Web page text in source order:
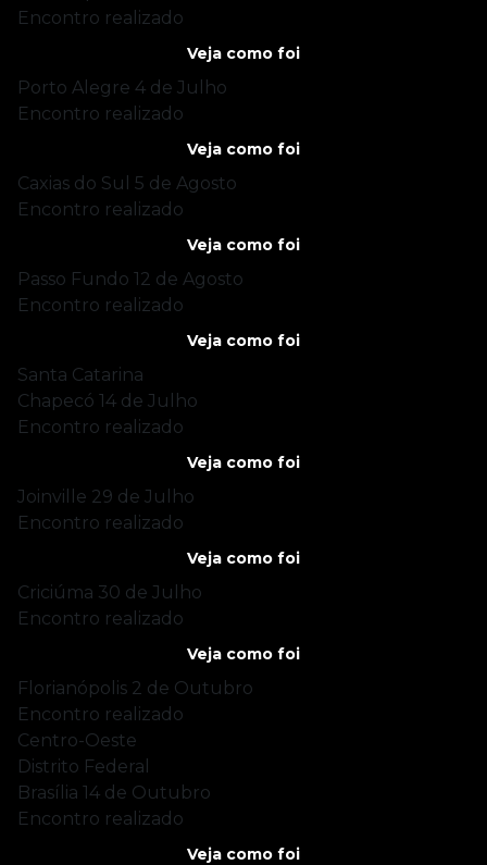
Encontro realizado
Veja como foi
Porto Alegre 4 de Julho
Encontro realizado
Veja como foi
Caxias do Sul 5 de Agosto
Encontro realizado
Veja como foi
Passo Fundo 12 de Agosto
Encontro realizado
Veja como foi
Santa Catarina
Chapecó 14 de Julho
Encontro realizado
Veja como foi
Joinville 29 de Julho
Encontro realizado
Veja como foi
Criciúma 30 de Julho
Encontro realizado
Veja como foi
Florianópolis 2 de Outubro
Encontro realizado
Centro-Oeste
Distrito Federal
Brasília 14 de Outubro
Encontro realizado
Veja como foi